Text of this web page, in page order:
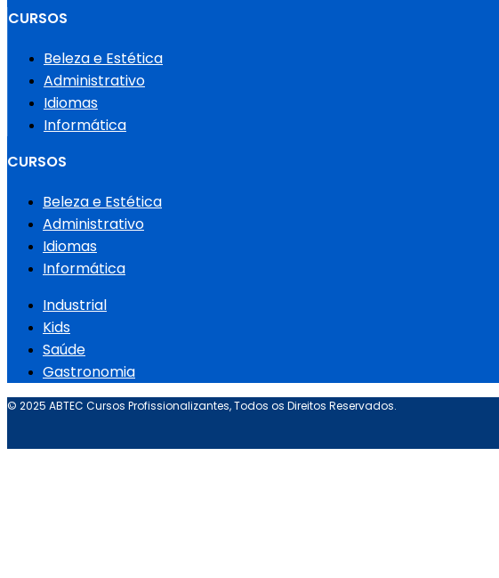
CURSOS
Beleza e Estética
Administrativo
Idiomas
Informática
CURSOS
Beleza e Estética
Administrativo
Idiomas
Informática
Industrial
Kids
Saúde
Gastronomia
© 2025 ABTEC Cursos Profissionalizantes, Todos os Direitos Reservados.